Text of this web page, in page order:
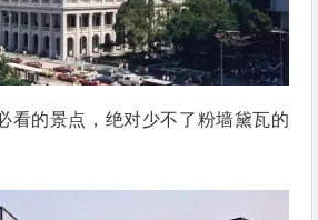
看的景点，绝对少不了粉墙黛瓦的